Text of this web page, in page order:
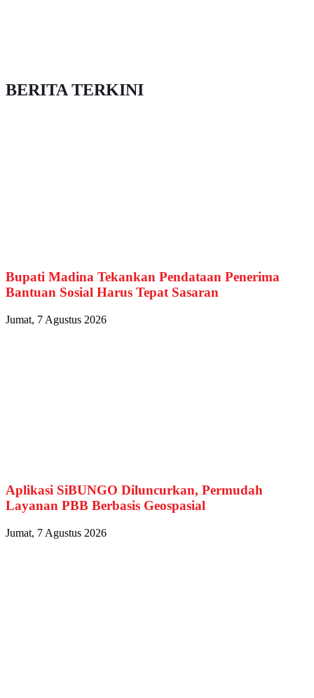
BERITA TERKINI
Bupati Madina Tekankan Pendataan Penerima
Bantuan Sosial Harus Tepat Sasaran
Jumat, 7 Agustus 2026
Aplikasi SiBUNGO Diluncurkan, Permudah
Layanan PBB Berbasis Geospasial
Jumat, 7 Agustus 2026